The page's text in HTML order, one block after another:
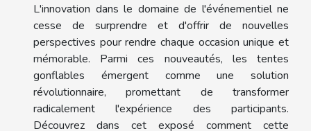
L'innovation dans le domaine de l'événementiel ne
cesse de surprendre et d'offrir de nouvelles
perspectives pour rendre chaque occasion unique et
mémorable. Parmi ces nouveautés, les tentes
gonflables émergent comme une solution
révolutionnaire, promettant de transformer
radicalement l'expérience des participants.
Découvrez dans cet exposé comment cette